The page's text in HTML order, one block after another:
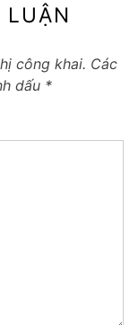
công khai. Các
dấu *